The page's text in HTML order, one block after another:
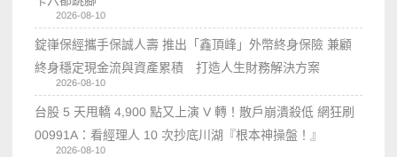
2026-08-10
錠嵂保經攜手保誠人壽 推出「鑫頂峰」外幣終身保險 兼顧
終身穩定現金流與資產累積 打造人生財務解決方案
2026-08-10
台股 5 天甩轎 4,900 點又上演 V 轉！散戶崩潰殺低 網狂刷
00991A：看經理人 10 次抄底川湖『根本神操盤！』
2026-08-10